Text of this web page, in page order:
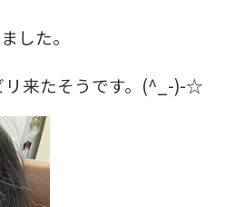
した。
リ来たそうです。(^_-)-☆